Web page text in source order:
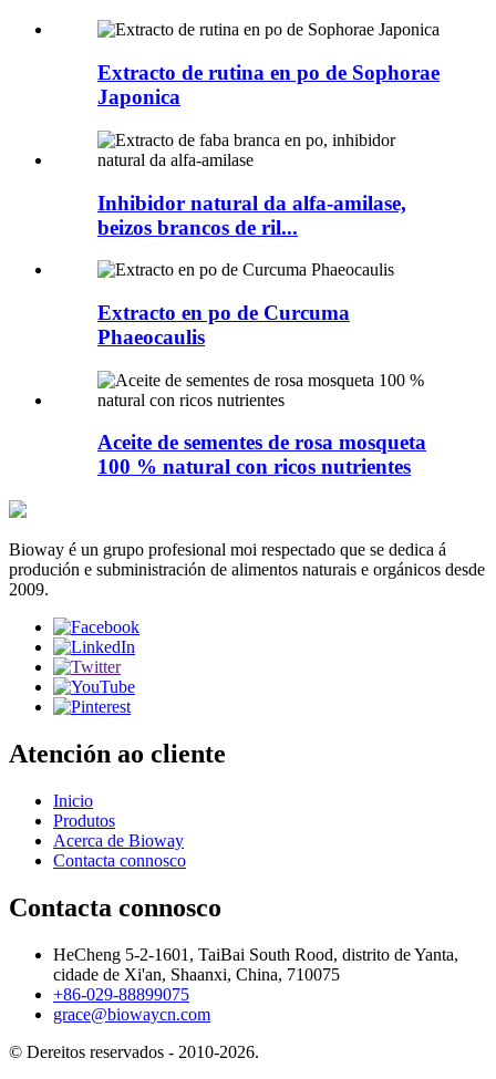
Extracto de rutina en po de Sophorae
Japonica
Inhibidor natural da alfa-amilase,
beizos brancos de ril...
Extracto en po de Curcuma
Phaeocaulis
Aceite de sementes de rosa mosqueta
100 % natural con ricos nutrientes
Bioway é un grupo profesional moi respectado que se dedica á
produción e subministración de alimentos naturais e orgánicos desde
2009.
Atención ao cliente
Inicio
Produtos
Acerca de Bioway
Contacta connosco
Contacta connosco
HeCheng 5-2-1601, TaiBai South Rood, distrito de Yanta,
cidade de Xi'an, Shaanxi, China, 710075
+86-029-88899075
grace@biowaycn.com
© Dereitos reservados - 2010-2026.